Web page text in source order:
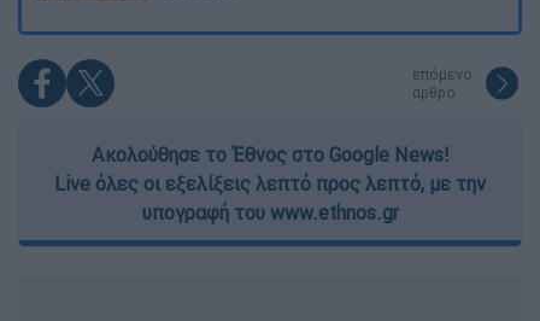
επόμενο
άρθρο
Ακολούθησε το Έθνος στο Google News!
Live όλες οι εξελίξεις λεπτό προς λεπτό, με την
υπογραφή του www.ethnos.gr